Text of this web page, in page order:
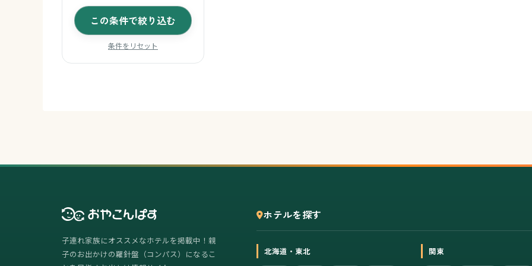
この条件で絞り込む
条件をリセット
子連れ家族にオススメなホテルを掲載中！親
子のお出かけの羅針盤（コンパス）になるこ
ホテルを探す
北海道・東北 関東